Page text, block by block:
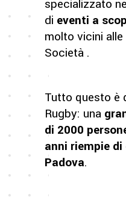
specializzato
di eventi a
molto vicini
Società .
Tutto questo è
Rugby: una
di 2000
anni riempie
Padova.